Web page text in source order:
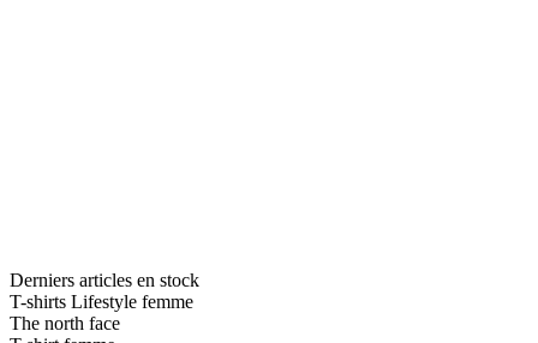
Derniers articles en stock
T-shirts Lifestyle femme
The north face